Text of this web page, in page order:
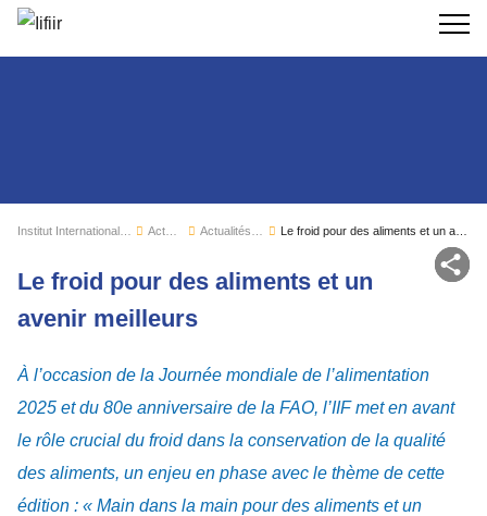
Le froid pour des aliments et un
avenir meilleurs
À l’occasion de la Journée mondiale de l’alimentation
2025 et du 80e anniversaire de la FAO, l’IIF met en avant
le rôle crucial du froid dans la conservation de la qualité
des aliments, un enjeu en phase avec le thème de cette
édition : « Main dans la main pour des aliments et un